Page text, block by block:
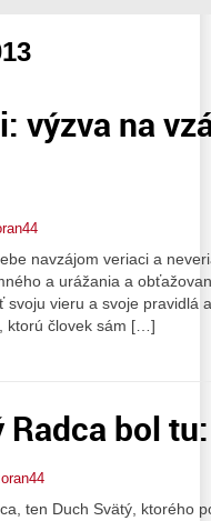
výzva na
navzájom veriaci a
a urážania a
vieru a svoje pravidlá
ktorú človek sám […]
bol
ten Duch Svätý, ktorého